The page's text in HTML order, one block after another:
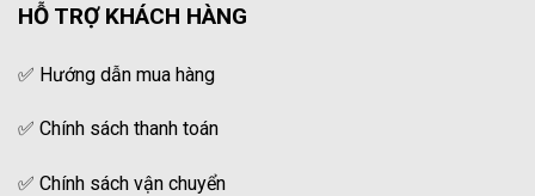
HỖ TRỢ KHÁCH HÀNG
✅ Hướng dẫn mua hàng
✅ Chính sách thanh toán
✅ Chính sách vận chuyển